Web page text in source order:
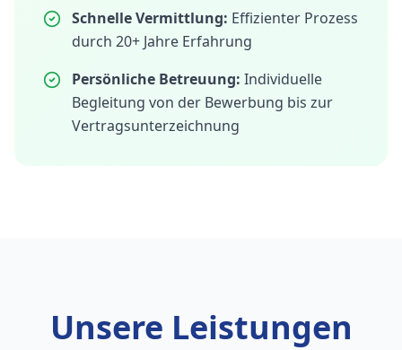
Schnelle Vermittlung: Effizienter Prozess
durch 20+ Jahre Erfahrung
Persönliche Betreuung: Individuelle
Begleitung von der Bewerbung bis zur
Vertragsunterzeichnung
Unsere Leistungen